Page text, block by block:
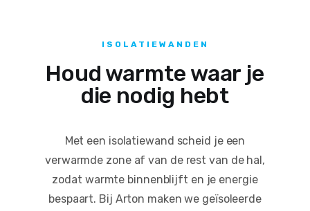
ISOLATIEWANDEN
Houd warmte waar je
die nodig hebt
Met een isolatiewand scheid je een
verwarmde zone af van de rest van de hal,
zodat warmte binnenblijft en je energie
bespaart. Bij Arton maken we geïsoleerde